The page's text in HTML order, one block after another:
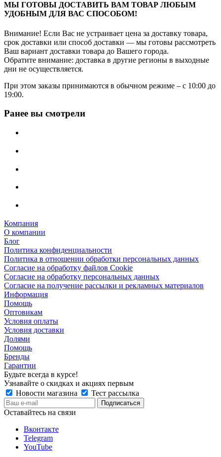
МЫ ГОТОВЫ ДОСТАВИТЬ ВАМ ТОВАР ЛЮБЫМ
УДОБНЫМ ДЛЯ ВАС СПОСОБОМ!
Внимание! Если Вас не устраивает цена за доставку товара,
срок доставки или способ доставки — мы готовы рассмотреть
Ваш вариант доставки товара до Вашего города.
Обратите внимание: доставка в другие регионы в выходные
дни не осуществляется.
При этом заказы принимаются в обычном режиме – с 10:00 до
19:00.
Ранее вы смотрели
Компания
О компании
Блог
Политика конфиденциальности
Политика в отношении обработки персональных данных
Согласие на обработку файлов Cookie
Согласие на обработку персональных данных
Согласие на получение рассылки и рекламных материалов
Информация
Помощь
Оптовикам
Условия оплаты
Условия доставки
Долями
Помощь
Бренды
Гарантии
Будьте всегда в курсе!
Узнавайте о скидках и акциях первым
Новости магазина
Тест рассылка
Оставайтесь на связи
Вконтакте
Telegram
YouTube